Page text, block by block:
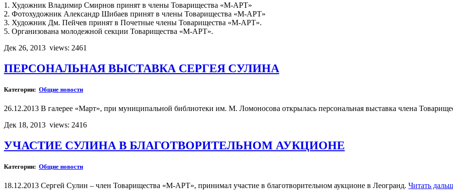
1. Художник Владимир Смирнов принят в члены Товарищества «М-АРТ»
2. Фотохудожник Александр Шибаев принят в члены Товарищества «М-АРТ»
3. Художник Дм. Пейчев принят в Почетные члены Товарищества «М-АРТ».
5. Организована молодежной секции Товарищества «М-АРТ».
Дек 26, 2013 views: 2461
ПЕРСОНАЛЬНАЯ ВЫСТАВКА СЕРГЕЯ СУЛИНА
Категории: Общие новости
26.12.2013 В галерее «Март», при муниципальной библиотеки им. М. Ломоносова открылась персональная выставка члена
Дек 18, 2013 views: 2416
УЧАСТИЕ СУЛИНА В БЛАГОТВОРИТЕЛЬНОМ АУКЦИОНЕ
Категории: Общие новости
18.12.2013 Сергей Сулин – член Товарищества «М-АРТ», принимал участие в благотворительном аукционе в Леогранд. Читать